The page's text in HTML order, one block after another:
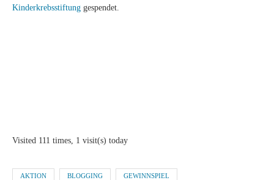
Kinderkrebsstiftung gespendet.
Visited 111 times, 1 visit(s) today
AKTION BLOGGING GEWINNSPIEL